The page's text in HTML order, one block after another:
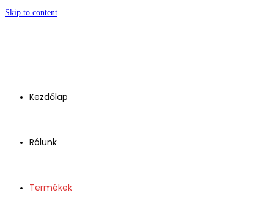
Skip to content
Kezdőlap
Rólunk
Termékek